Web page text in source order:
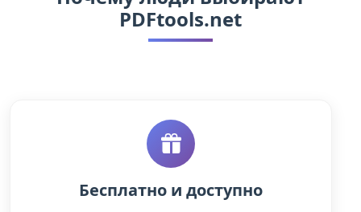
PDFtools.net
Бесплатно и доступно